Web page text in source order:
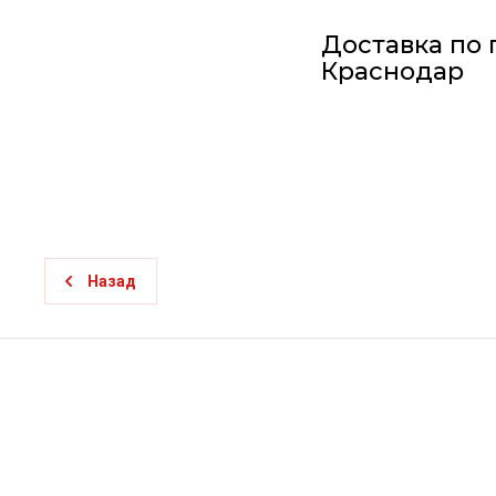
Доставка по
Краснодар
Назад